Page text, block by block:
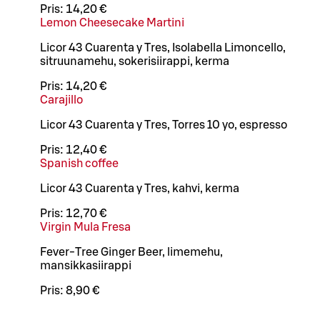
Pris: 14,20 €
Lemon Cheesecake Martini
Licor 43 Cuarenta y Tres, Isolabella Limoncello,
sitruunamehu, sokerisiirappi, kerma
Pris: 14,20 €
Carajillo
Licor 43 Cuarenta y Tres, Torres 10 yo, espresso
Pris: 12,40 €
Spanish coffee
Licor 43 Cuarenta y Tres, kahvi, kerma
Pris: 12,70 €
Virgin Mula Fresa
Fever-Tree Ginger Beer, limemehu,
mansikkasiirappi
Pris: 8,90 €